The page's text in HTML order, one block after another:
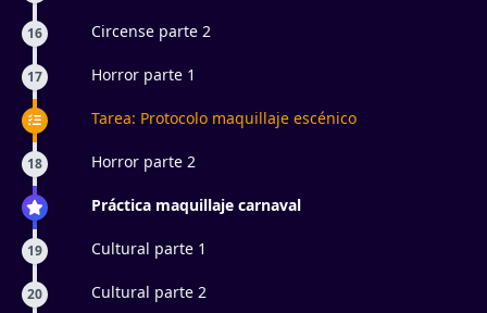
16 Circense parte 2
17 Horror parte 1
Tarea: Protocolo maquillaje escénico
18 Horror parte 2
Práctica maquillaje carnaval
19 Cultural parte 1
20 Cultural parte 2